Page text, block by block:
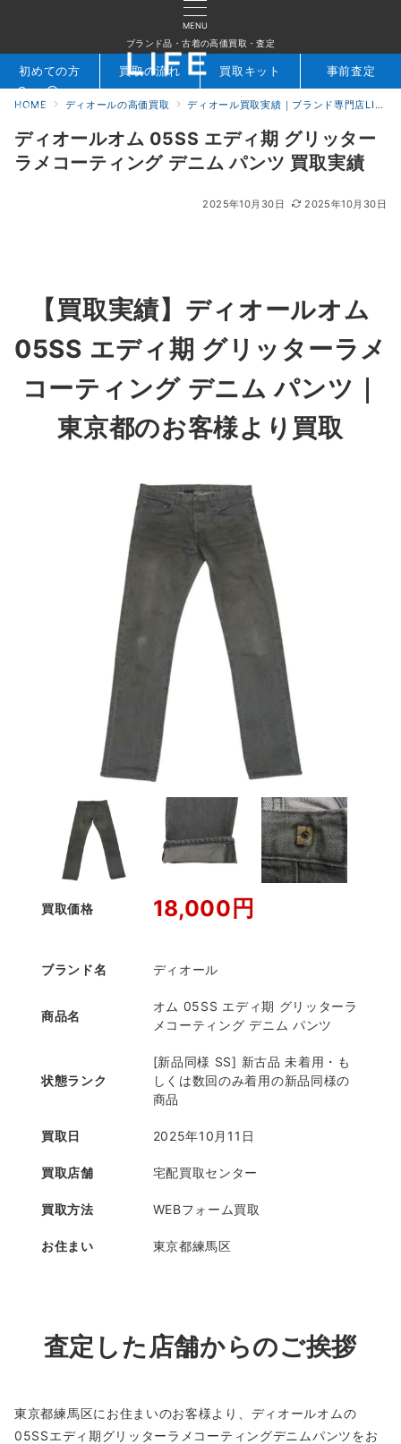
MENU
ブランド品・古着の高価買取・査定
検索 お問合せ
初めての方 買取の流れ 買取キット 事前査定
HOME ディオールの高価買取 ディオール買取実績｜ブランド専門店LIFE
ディオールオム 05SS エディ期 グリッター
ラメコーティング デニム パンツ 買取実績
2025年10月30日 2025年10月30日
【買取実績】 ディオールオム
05SS エディ期 グリッターラメ
コーティング デニム パンツ
東京都のお客様より買取
買取価格 18,000円
ブランド名 ディオール
商品名
オム 05SS エディ期 グリッターラ
メコーティング デニム パンツ
状態ランク
[新品同様 SS] 新古品 未着用・も
しくは数回のみ着用の新品同様の
商品
買取日 2025年10月11日
買取店舗 宅配買取センター
買取方法 WEBフォーム買取
お住まい 東京都練馬区
査定した店舗からのご挨拶
東京都練馬区にお住まいのお客様より、ディオールオムの
05SSエディ期グリッターラメコーティングデニムパンツをお